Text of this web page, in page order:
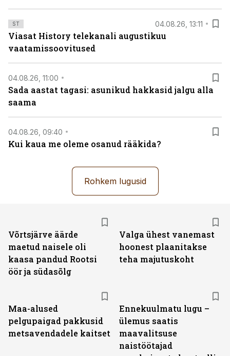
ST 04.08.26, 13:11
Viasat History telekanali augustikuu
vaatamissoovitused
04.08.26, 11:00
Sada aastat tagasi: asunikud hakkasid jalgu alla
saama
04.08.26, 09:40
Kui kaua me oleme osanud rääkida?
Rohkem lugusid
Võrtsjärve äärde
maetud naisele oli
kaasa pandud Rootsi
öör ja südasõlg
Valga ühest vanemast
hoonest plaanitakse
teha majutuskoht
Maa-alused
pelgupaigad pakkusid
metsavendadele kaitset
Ennekuulmatu lugu –
ülemus saatis
maavalitsuse
naistöötajad